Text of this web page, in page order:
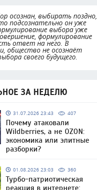
осознан, выбирать поздно,
подсознательно он уже
выбора уже
формулирование
ответ на него. В
общество не осознаёт
своего будущего.
ЗА НЕДЕЛЮ
31.07.2026 23:43 407
Почему атаковали
Wildberries, а не OZON:
экономика или элитные
разборки?
01.08.2026 23:03 360
Турбо-патриотическая
реакция в интернете: